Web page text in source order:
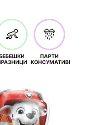
👶 🎊
ПАРТИ
КОНСУМАТИВИ